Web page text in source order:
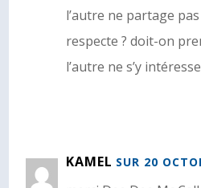
l’autre ne partage
respecte ? doit-on
l’autre ne s’y
KAMEL SUR 20